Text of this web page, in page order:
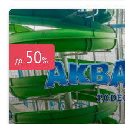
до 50%